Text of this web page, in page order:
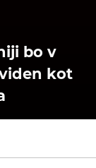
bo v
kot